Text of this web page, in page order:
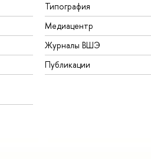
Типография
Медиацентр
Журналы ВШЭ
Публикации